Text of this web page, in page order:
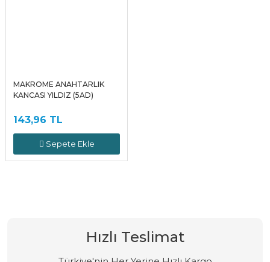
MAKROME ANAHTARLIK
KANCASI YILDIZ (5AD)
143,96 TL
Sepete Ekle
Hızlı Teslimat